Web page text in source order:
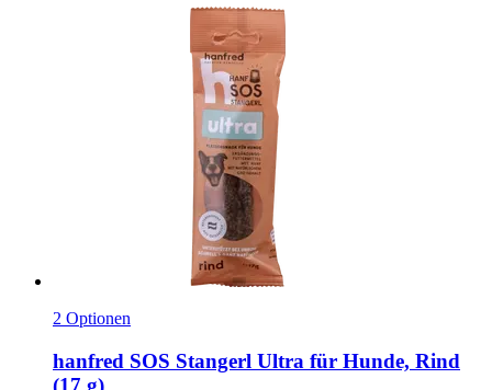
2 Optionen
hanfred SOS Stangerl Ultra für Hunde, Rind
(17 g)